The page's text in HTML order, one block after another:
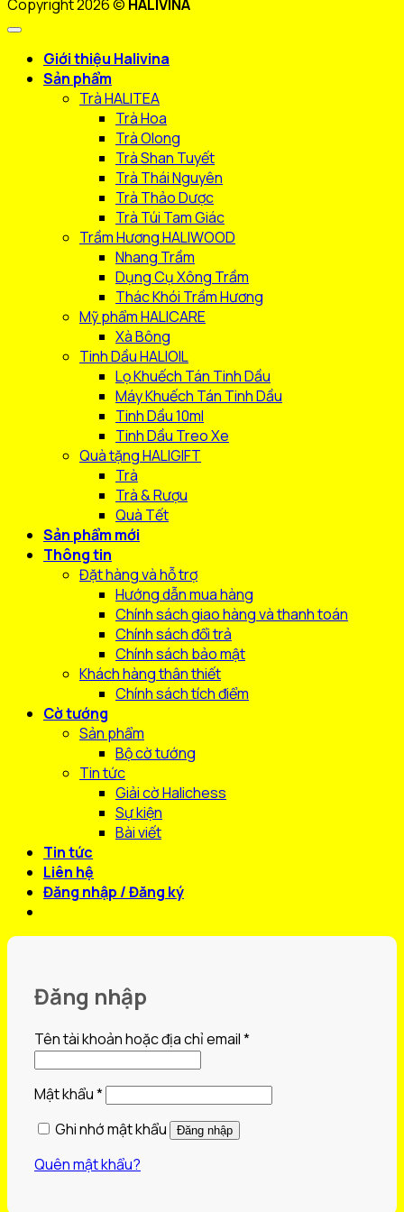
Copyright 2026 © HALIVINA
Giới thiệu Halivina
Sản phẩm
Trà HALITEA
Trà Hoa
Trà Olong
Trà Shan Tuyết
Trà Thái Nguyên
Trà Thảo Dược
Trà Túi Tam Giác
Trầm Hương HALIWOOD
Nhang Trầm
Dụng Cụ Xông Trầm
Thác Khói Trầm Hương
Mỹ phẩm HALICARE
Xà Bông
Tinh Dầu HALIOIL
Lọ Khuếch Tán Tinh Dầu
Máy Khuếch Tán Tinh Dầu
Tinh Dầu 10ml
Tinh Dầu Treo Xe
Quà tặng HALIGIFT
Trà
Trà & Rượu
Quà Tết
Sản phẩm mới
Thông tin
Đặt hàng và hỗ trợ
Hướng dẫn mua hàng
Chính sách giao hàng và thanh toán
Chính sách đổi trả
Chính sách bảo mật
Khách hàng thân thiết
Chính sách tích điểm
Cờ tướng
Sản phẩm
Bộ cờ tướng
Tin tức
Giải cờ Halichess
Sự kiện
Bài viết
Tin tức
Liên hệ
Đăng nhập / Đăng ký
Đăng nhập
Tên tài khoản hoặc địa chỉ email*Bắt
Mật khẩu*Bắt
Ghi nhớ mật khẩu
Đăng nhập
Quên mật khẩu?